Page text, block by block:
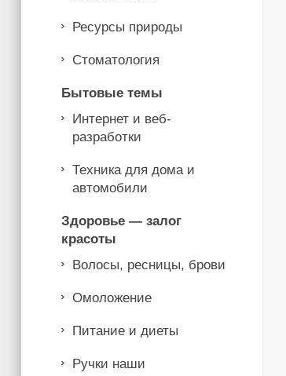
Ресурсы природы
Стоматология
Бытовые темы
Интернет и веб-
разработки
Техника для дома и
автомобили
Здоровье — залог
красоты
Волосы, ресницы, брови
Омоложение
Питание и диеты
Ручки наши